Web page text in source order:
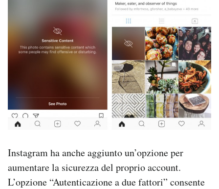
Instagram ha anche aggiunto un’opzione per
aumentare la sicurezza del proprio account.
L’opzione “Autenticazione a due fattori” consente